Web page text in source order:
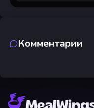
Комментарии